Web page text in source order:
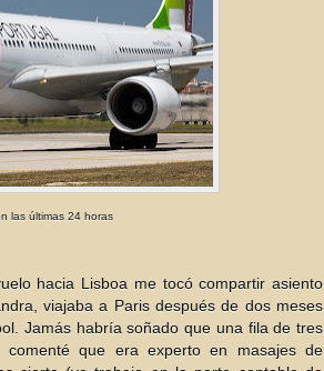
las últimas 24 horas
hacia Lisboa me tocó compartir asiento
viajaba a Paris después de dos meses
Jamás habría soñado que una fila de tres
que era experto en masajes de